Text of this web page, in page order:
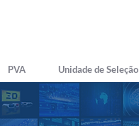
PVA Unidade de Seleção